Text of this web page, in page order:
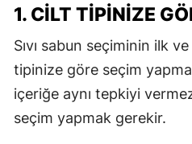
1. CILT TIPINIZE
Sıvı sabun seçiminin ilk
tipinize göre seçim
içeriğe aynı tepkiyi
seçim yapmak gerekir.